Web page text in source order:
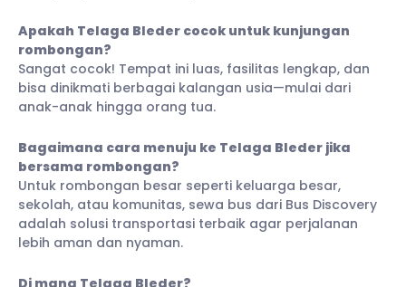
Apakah Telaga Bleder cocok untuk kunjungan
rombongan?
Sangat cocok! Tempat ini luas, fasilitas lengkap, dan
bisa dinikmati berbagai kalangan usia—mulai dari
anak-anak hingga orang tua.
Bagaimana cara menuju ke Telaga Bleder jika
bersama rombongan?
Untuk rombongan besar seperti keluarga besar,
sekolah, atau komunitas, sewa bus dari Bus Discovery
adalah solusi transportasi terbaik agar perjalanan
lebih aman dan nyaman.
Di mana Telaga Bleder?